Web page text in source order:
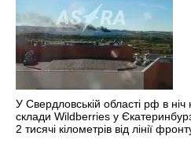
У Свердловській області рф в
склади Wildberries у
2 тисячі кілометрів від лінії